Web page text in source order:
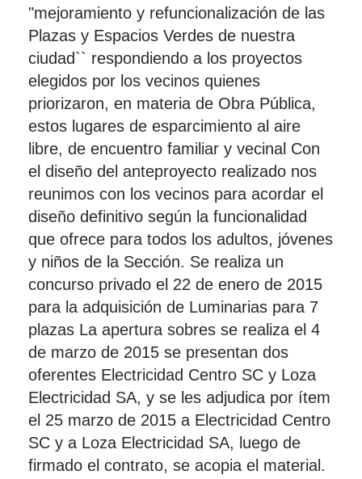
"mejoramiento y refuncionalización de las
Plazas y Espacios Verdes de nuestra
ciudad`` respondiendo a los proyectos
elegidos por los vecinos quienes
priorizaron, en materia de Obra Pública,
estos lugares de esparcimiento al aire
libre, de encuentro familiar y vecinal Con
el diseño del anteproyecto realizado nos
reunimos con los vecinos para acordar el
diseño definitivo según la funcionalidad
que ofrece para todos los adultos, jóvenes
y niños de la Sección. Se realiza un
concurso privado el 22 de enero de 2015
para la adquisición de Luminarias para 7
plazas La apertura sobres se realiza el 4
de marzo de 2015 se presentan dos
oferentes Electricidad Centro SC y Loza
Electricidad SA, y se les adjudica por ítem
el 25 marzo de 2015 a Electricidad Centro
SC y a Loza Electricidad SA, luego de
firmado el contrato, se acopia el material.